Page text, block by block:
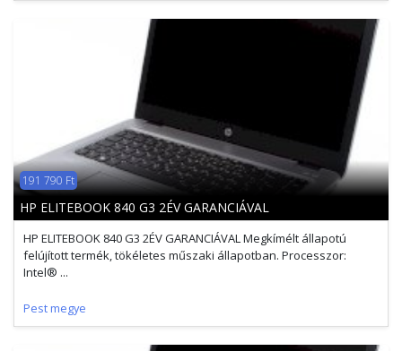
191 790 Ft
HP ELITEBOOK 840 G3 2ÉV GARANCIÁVAL
HP ELITEBOOK 840 G3 2ÉV GARANCIÁVAL Megkímélt állapotú
felújított termék, tökéletes műszaki állapotban. Processzor:
Intel® ...
Pest megye